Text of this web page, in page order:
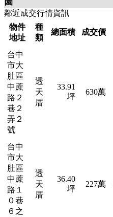
園
鄰近成交行情資訊
物件
地址
種
類
總面積 成交價
台中
市大
肚區
中蔗
路２
巷２
弄２
號
透
天
厝
33.91
坪
630萬
台中
市大
肚區
中蔗
路１
０巷
６之
透
天
厝
36.40
坪
227萬